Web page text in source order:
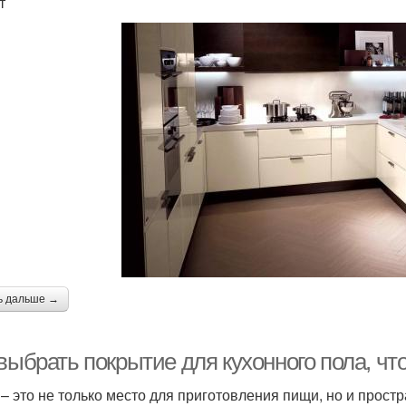
дальше →
покрытие для кухонного пола,
это не только место для приготовления пищи, но и